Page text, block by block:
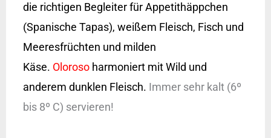
die richtigen Begleiter für Appetithäppchen
(Spanische Tapas), weißem Fleisch, Fisch und
Meeresfrüchten und milden
Käse. Oloroso harmoniert mit Wild und
anderem dunklen Fleisch. Immer sehr kalt (6º
bis 8º C) servieren!